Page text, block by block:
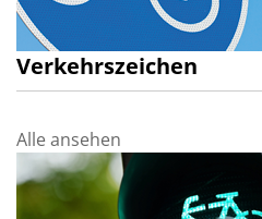
Verkehrszeichen
Alle ansehen